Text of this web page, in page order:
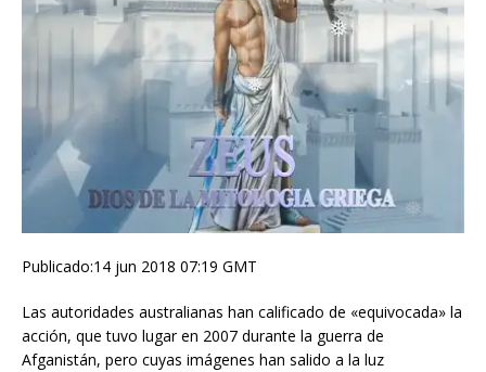
❅
❅
❅
❅
Publicado:14 jun 2018 07:19 GMT
Las autoridades australianas han calificado de «equivocada» la
acción, que tuvo lugar en 2007 durante la guerra de
Afganistán, pero cuyas imágenes han salido a la luz